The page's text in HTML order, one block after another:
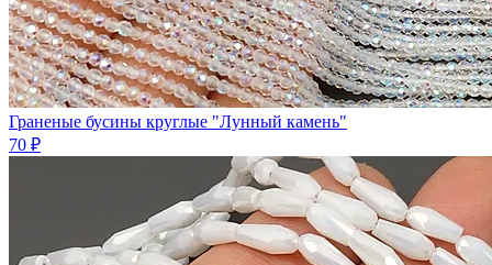
Граненые бусины круглые "Лунный камень"
70 ₽